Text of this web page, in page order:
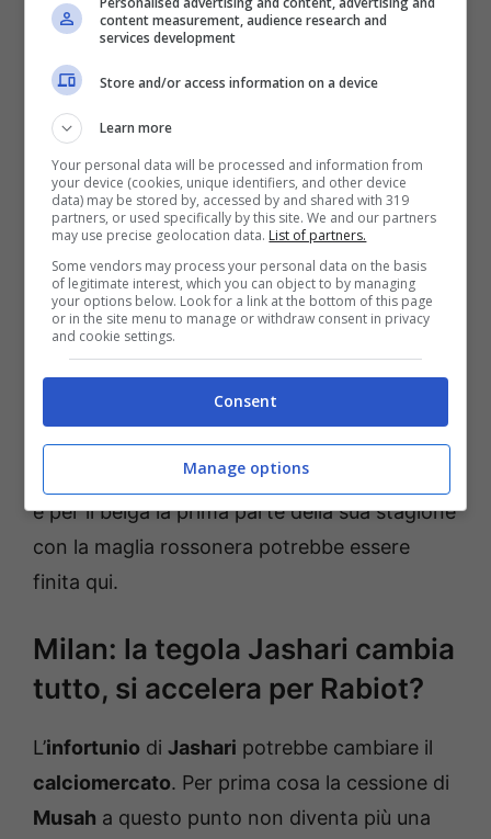
Gimenez. Ora bisognerà capire meglio l’entità
del guaio. In caso di una frattura composta il
recupero del belga potrebbe richiedere circa
2 mesi. Se, invece, si dovesse registrare un
problema ancora più grave con la necessità di
un intervento chirurgico il rientro è destinato
a slittare con ogni probabilità al 2026 (si parla
di 3-6 mesi).
Le condizioni di
nel corso dei prossimi giorni. In casa
spera in un problema meno grave del
previsto, ma le sensazioni non sono positive
e per il belga la prima parte della sua stagione
con la maglia rossonera potrebbe essere
finita qui.
Milan: la tegola Jashari cambia
tutto, si accelera per Rabiot?
L’infortunio di Jashari potrebbe cambiare il
calciomercato. Per prima cosa la cessione di
Musah a questo punto non diventa più una
content measurement, audience research and
services development
Store and/or access information on a device
Learn more
Your personal data will be processed and information from
your device (cookies, unique identifiers, and other device
data) may be stored by, accessed by and shared with 319
partners, or used specifically by this site. We and our partners
may use precise geolocation data. List of partners.
Some vendors may process your personal data on the basis
of legitimate interest, which you can object to by managing
your options below. Look for a link at the bottom of this page
or in the site menu to manage or withdraw consent in privacy
and cookie settings.
Consent
Manage options